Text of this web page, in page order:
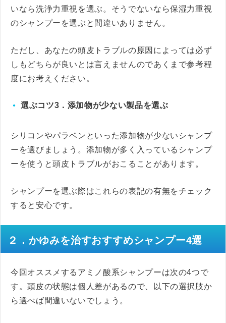
いなら洗浄力重視を選ぶ。そうでないなら保湿力重視
のシャンプーを選ぶと間違いありません。
ただし、あなたの頭皮トラブルの原因によっては必ず
しもどちらが良いとは言えませんのであくまで参考程
度にお考えください。
選ぶコツ3．添加物が少ない製品を選ぶ
シリコンやパラベンといった添加物が少ないシャンプ
ーを選びましょう。添加物が多く入っているシャンプ
ーを使うと頭皮トラブルがおこることがあります。
シャンプーを選ぶ際はこれらの表記の有無をチェック
すると安心です。
２．かゆみを治すおすすめシャンプー4選
今回オススメするアミノ酸系シャンプーは次の4つで
す。頭皮の状態は個人差があるので、以下の選択肢か
ら選べば間違いないでしょう。